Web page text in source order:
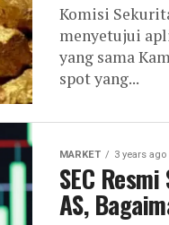
Komisi
menyetujui
yang sama
spot yang...
MARKET 3 years ago
SEC
AS,